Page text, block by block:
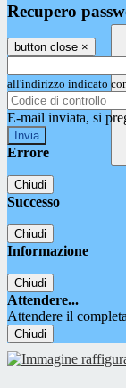
Recupero
button close ×
all'indirizzo indicato
E-mail inviata, si
Errore
Chiudi
Successo
Chiudi
Informazione
Chiudi
Attendere...
Attendere il
Chiudi